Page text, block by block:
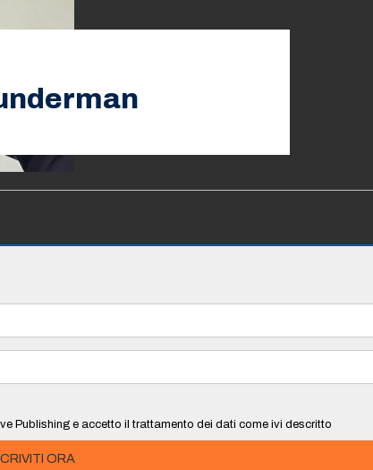
Publishing e accetto il trattamento dei dati come ivi descritto
ORA